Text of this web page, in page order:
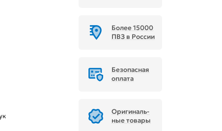
Более 15000
ПВЗ в России
Безопасная
оплата
Ори­ги­наль­
ные товары